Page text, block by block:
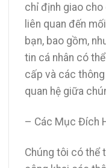
chỉ định giao
liên quan đến
bạn, bao gồm,
tin cá nhân có
cấp và các
quan hệ giữa
– Các Mục Đích
Chúng tôi có thể